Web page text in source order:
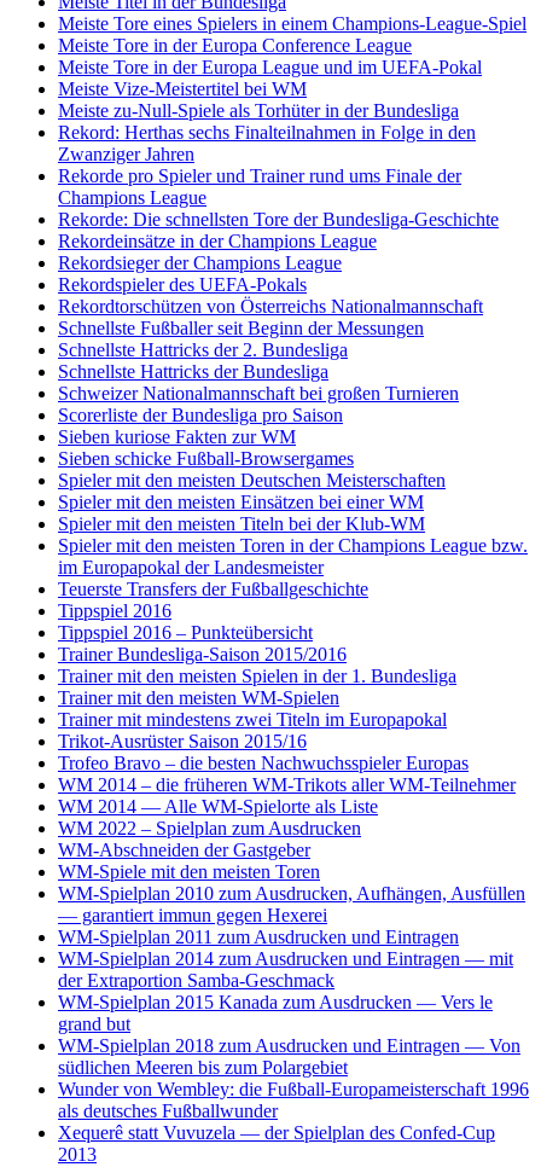
Meiste Tore eines Spielers in einem Champions-League-Spiel
Meiste Tore in der Europa Conference League
Meiste Tore in der Europa League und im UEFA-Pokal
Meiste Vize-Meistertitel bei WM
Meiste zu-Null-Spiele als Torhüter in der Bundesliga
Rekord: Herthas sechs Finalteilnahmen in Folge in den
Zwanziger Jahren
Rekorde pro Spieler und Trainer rund ums Finale der
Champions League
Rekorde: Die schnellsten Tore der Bundesliga-Geschichte
Rekordeinsätze in der Champions League
Rekordsieger der Champions League
Rekordspieler des UEFA-Pokals
Rekordtorschützen von Österreichs Nationalmannschaft
Schnellste Fußballer seit Beginn der Messungen
Schnellste Hattricks der 2. Bundesliga
Schnellste Hattricks der Bundesliga
Schweizer Nationalmannschaft bei großen Turnieren
Scorerliste der Bundesliga pro Saison
Sieben kuriose Fakten zur WM
Sieben schicke Fußball-Browsergames
Spieler mit den meisten Deutschen Meisterschaften
Spieler mit den meisten Einsätzen bei einer WM
Spieler mit den meisten Titeln bei der Klub-WM
Spieler mit den meisten Toren in der Champions League bzw.
im Europapokal der Landesmeister
Teuerste Transfers der Fußballgeschichte
Tippspiel 2016
Tippspiel 2016 – Punkteübersicht
Trainer Bundesliga-Saison 2015/2016
Trainer mit den meisten Spielen in der 1. Bundesliga
Trainer mit den meisten WM-Spielen
Trainer mit mindestens zwei Titeln im Europapokal
Trikot-Ausrüster Saison 2015/16
Trofeo Bravo – die besten Nachwuchsspieler Europas
WM 2014 – die früheren WM-Trikots aller WM-Teilnehmer
WM 2014 — Alle WM-Spielorte als Liste
WM 2022 – Spielplan zum Ausdrucken
WM-Abschneiden der Gastgeber
WM-Spiele mit den meisten Toren
WM-Spielplan 2010 zum Ausdrucken, Aufhängen, Ausfüllen
— garantiert immun gegen Hexerei
WM-Spielplan 2011 zum Ausdrucken und Eintragen
WM-Spielplan 2014 zum Ausdrucken und Eintragen — mit
der Extraportion Samba-Geschmack
WM-Spielplan 2015 Kanada zum Ausdrucken — Vers le
grand but
WM-Spielplan 2018 zum Ausdrucken und Eintragen — Von
südlichen Meeren bis zum Polargebiet
Wunder von Wembley: die Fußball-Europameisterschaft 1996
als deutsches Fußballwunder
Xequerê statt Vuvuzela — der Spielplan des Confed-Cup
2013